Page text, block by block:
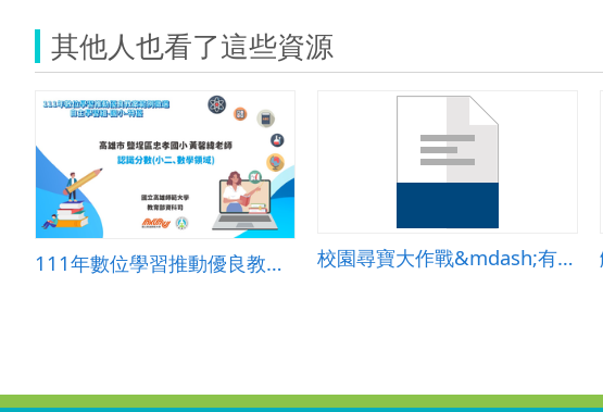
其他人也看了這些資源
111年數位學習推動優良教案-自主學習組(國小)-特優-高雄市鹽埕區忠孝國小-黃馨緯老師 校園尋寶大作戰&mdash;有趣的謎語-教學設計